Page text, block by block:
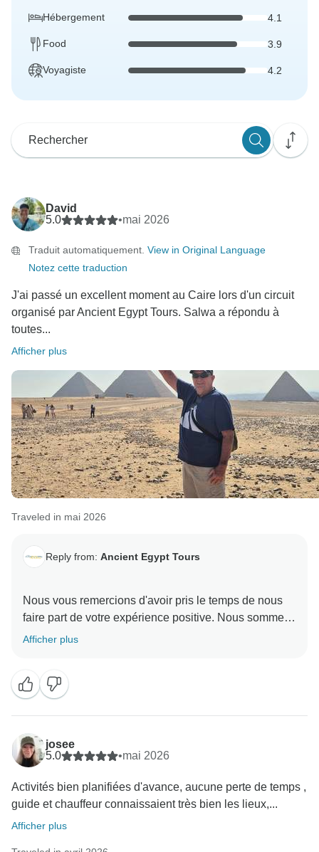
Hébergement 4.1
Food 3.9
Voyagiste 4.2
David
5.0
•mai 2026
Traduit automatiquement. View in Original Language
Notez cette traduction
J'ai passé un excellent moment au Caire lors d'un circuit
organisé par Ancient Egypt Tours. Salwa a répondu à
toutes...
Afficher plus
Traveled in mai 2026
Reply from: Ancient Egypt Tours
Nous vous remercions d'avoir pris le temps de nous
faire part de votre expérience positive. Nous sommes
ravis que vous ayez apprécié votre aventure. Vos
nous. Nous espérons avoir le plaisir de vous accueillir
à nouveau ici bientôt.
L'équipe d'Ancient Egypt Tours
Afficher plus
josee
5.0
•mai 2026
Activités bien planifiées d'avance, aucune perte de temps ,
guide et chauffeur connaissaient très bien les lieux,...
Afficher plus